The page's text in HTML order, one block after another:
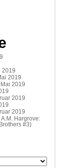
2019
2019
2019
2019
2019
Hargrove:
#3)